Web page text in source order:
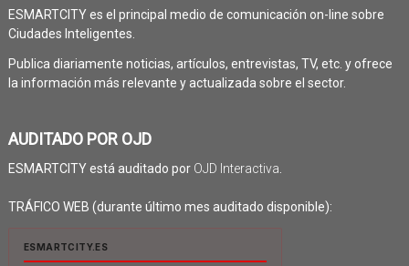
ESMARTCITY es el principal medio de comunicación on-line sobre
Ciudades Inteligentes.
Publica diariamente noticias, artículos, entrevistas, TV, etc. y ofrece
la información más relevante y actualizada sobre el sector.
AUDITADO POR OJD
ESMARTCITY está auditado por OJD Interactiva.
TRÁFICO WEB (durante último mes auditado disponible):